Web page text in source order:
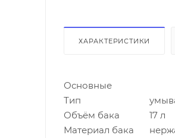
ХАРАКТЕРИСТИКИ
Основные
Тип
Объём бака
17 л
Материал бака